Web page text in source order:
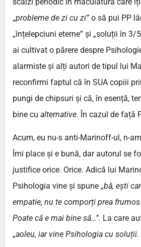
„probleme de zi cu zi”o să pui PP
„înțelepciuni eterne” și „soluții în
ai cultivat o părere despre
alarmiste și alți autori de tipul lui
reconfirmi faptul că în SUA copiii
pungi de chipsuri și că, în esență,
bine cu alternative. În cazul de față
Acum, eu nu-s anti-Marinoff-ul, n-
Îmi place și e bună, dar autorul se
justifice orice. Orice. Adică lui
Psihologia vine și spune „bă, ești
empatie, nu te comporți prea
Poate că e mai bine să…”. La care
„aoleu, iar vine Psihologia cu